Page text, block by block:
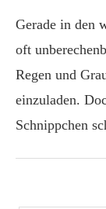
Gerade in den
oft
Regen und
einzuladen.
Schnippchen